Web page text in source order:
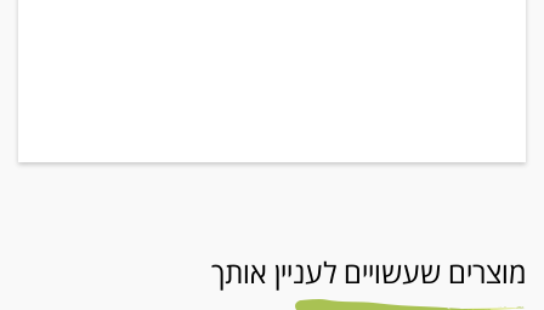
מוצרים שעשויים לעניין אותך